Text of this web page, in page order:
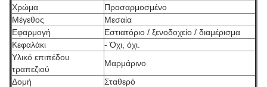
Χρώμα
Προσαρμοσμένο
Μέγεθος
Μεσαία
Εφαρμογή
Εστιατόριο / ξενοδοχείο / διαμέρισμα
Κεφαλάκι
- Όχι, όχι.
Υλικό επιπέδου
τραπεζιού
Μαρμάρινο
Δομή
Σταθερό